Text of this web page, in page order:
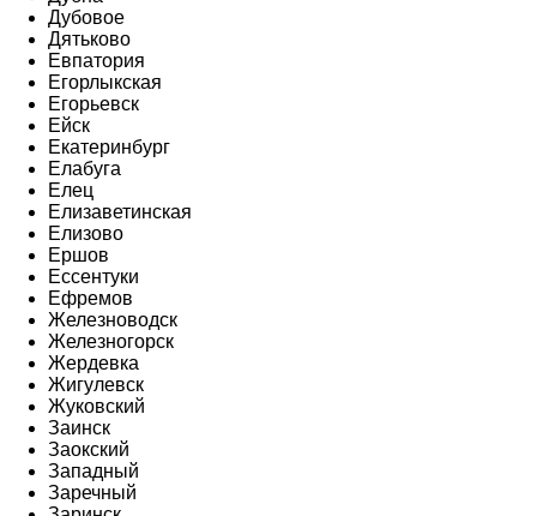
Дубовое
Дятьково
Евпатория
Егорлыкская
Егорьевск
Ейск
Екатеринбург
Елабуга
Елец
Елизаветинская
Елизово
Ершов
Ессентуки
Ефремов
Железноводск
Железногорск
Жердевка
Жигулевск
Жуковский
Заинск
Заокский
Западный
Заречный